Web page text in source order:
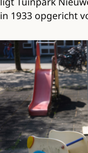
in 1933 opgericht